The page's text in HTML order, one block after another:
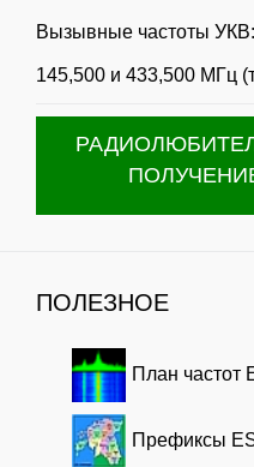
Вызывные частоты УКВ:
145,500 и 433,500 МГц
ПОЛЕЗНОЕ
План частот
Префиксы